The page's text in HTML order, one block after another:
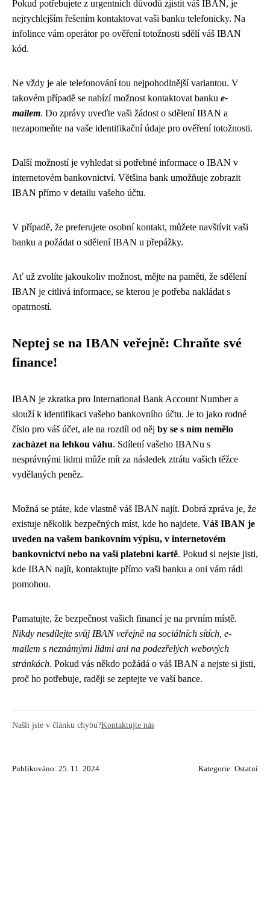
Pokud potřebujete z urgentních důvodů zjistit váš IBAN, je
nejrychlejším řešením kontaktovat vaši banku telefonicky. Na
infolince vám operátor po ověření totožnosti sdělí váš IBAN
kód.
Ne vždy je ale telefonování tou nejpohodlnější variantou. V
takovém případě se nabízí možnost kontaktovat banku e-
mailem. Do zprávy uveďte vaši žádost o sdělení IBAN a
nezapomeňte na vaše identifikační údaje pro ověření totožnosti.
Další možností je vyhledat si potřebné informace o IBAN v
internetovém bankovnictví. Většina bank umožňuje zobrazit
IBAN přímo v detailu vašeho účtu.
V případě, že preferujete osobní kontakt, můžete navštívit vaši
banku a požádat o sdělení IBAN u přepážky.
Ať už zvolíte jakoukoliv možnost, mějte na paměti, že sdělení
IBAN je citlivá informace, se kterou je potřeba nakládat s
opatrností.
Neptej se na IBAN veřejně: Chraňte své
finance!
IBAN je zkratka pro International Bank Account Number a
slouží k identifikaci vašeho bankovního účtu. Je to jako rodné
číslo pro váš účet, ale na rozdíl od něj by se s ním nemělo
zacházet na lehkou váhu. Sdílení vašeho IBANu s
nesprávnými lidmi může mít za následek ztrátu vašich těžce
vydělaných peněz.
Možná se ptáte, kde vlastně váš IBAN najít. Dobrá zpráva je, že
existuje několik bezpečných míst, kde ho najdete. Váš IBAN je
uveden na vašem bankovním výpisu, v internetovém
bankovnictví nebo na vaší platební kartě. Pokud si nejste jisti,
kde IBAN najít, kontaktujte přímo vaši banku a oni vám rádi
pomohou.
Pamatujte, že bezpečnost vašich financí je na prvním místě.
Nikdy nesdílejte svůj IBAN veřejně na sociálních sítích, e-
mailem s neznámými lidmi ani na podezřelých webových
stránkách. Pokud vás někdo požádá o váš IBAN a nejste si jisti,
proč ho potřebuje, raději se zeptejte ve vaší bance.
Našli jste v článku chybu?Kontaktujte nás
Publikováno: 25. 11. 2024 Kategorie: Ostatní